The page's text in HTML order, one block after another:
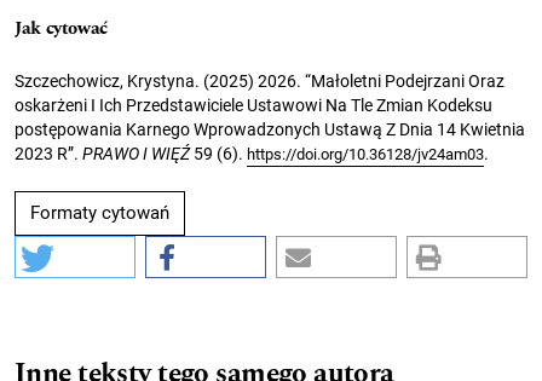
Jak cytować
Szczechowicz, Krystyna. (2025) 2026. “Małoletni Podejrzani Oraz
oskarżeni I Ich Przedstawiciele Ustawowi Na Tle Zmian Kodeksu
postępowania Karnego Wprowadzonych Ustawą Z Dnia 14 Kwietnia
2023 R”. PRAWO I WIĘŹ59 (6). https://doi.org/10.36128/jv24am03.
Formaty cytowań